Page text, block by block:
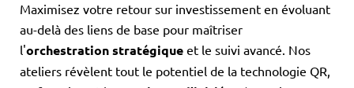
Maximisez votre retour sur investissement en évoluant
au-delà des liens de base pour maîtriser
l'orchestration stratégique et le suivi avancé. Nos
ateliers révèlent tout le potentiel de la technologie QR,